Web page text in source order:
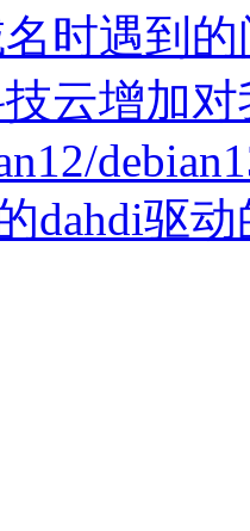
时遇到
云增加
dahdi驱动